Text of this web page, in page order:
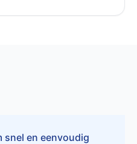
snel en eenvoudig